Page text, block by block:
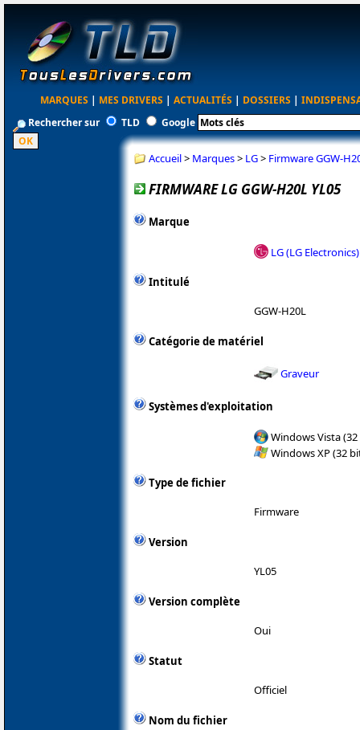
MARQUES | MES DRIVERS | ACTUALITÉS | DOSSIERS |
Rechercher sur
TLD Google
Accueil> Marques> LG> Firmware GGW-
FIRMWARE LG GGW-H20L YL05
Marque
LG (LG Electronics)
Intitulé
GGW-H20L
Catégorie de matériel
Graveur
Systèmes d'exploitation
Windows Vista
Windows XP (32
Type de fichier
Firmware
Version
YL05
Version complète
Oui
Statut
Officiel
Nom du fichier